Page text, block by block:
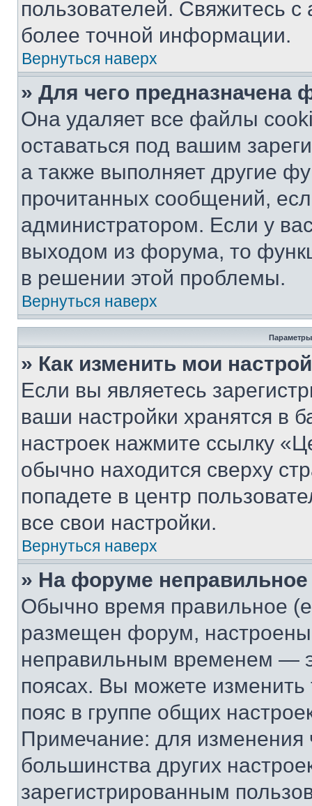
пользователей. Свяжитесь
более точной информации.
Вернуться наверх
» Для чего предназначена
Она удаляет все файлы
оставаться под вашим
а также выполняет другие
прочитанных сообщений,
администратором. Если у
выходом из форума, то
в решении этой проблемы.
Вернуться наверх
Параметры
» Как изменить мои
Если вы являетесь
ваши настройки хранятся в
настроек нажмите ссылку
обычно находится сверху
попадете в центр
все свои настройки.
Вернуться наверх
» На форуме
Обычно время правильное
размещен форум, настроены
неправильным временем —
поясах. Вы можете изменить
пояс в группе общих
Примечание: для изменения
большинства других
зарегистрированным